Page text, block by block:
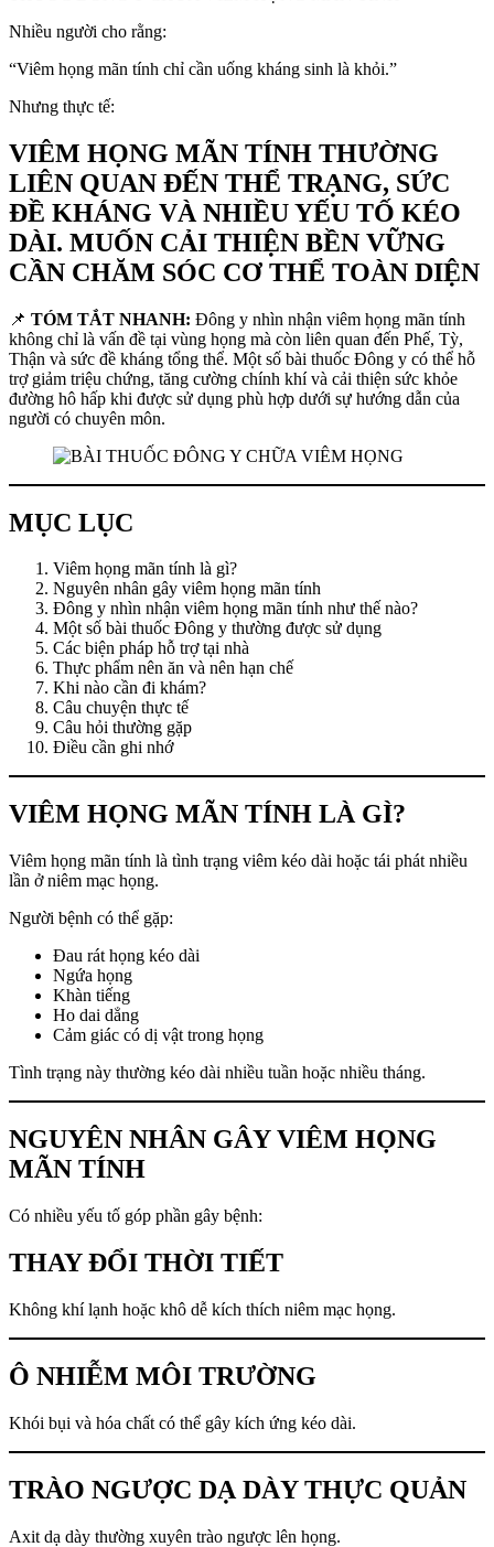
Nhiều người cho rằng:
“Viêm họng mãn tính chỉ cần uống kháng sinh là khỏi.”
Nhưng thực tế:
VIÊM HỌNG MÃN TÍNH THƯỜNG
LIÊN QUAN ĐẾN THỂ TRẠNG, SỨC
ĐỀ KHÁNG VÀ NHIỀU YẾU TỐ KÉO
DÀI. MUỐN CẢI THIỆN BỀN VỮNG
CẦN CHĂM SÓC CƠ THỂ TOÀN DIỆN
📌 TÓM TẮT NHANH: Đông y nhìn nhận viêm họng mãn tính
không chỉ là vấn đề tại vùng họng mà còn liên quan đến Phế, Tỳ,
Thận và sức đề kháng tổng thể. Một số bài thuốc Đông y có thể hỗ
trợ giảm triệu chứng, tăng cường chính khí và cải thiện sức khỏe
đường hô hấp khi được sử dụng phù hợp dưới sự hướng dẫn của
người có chuyên môn.
MỤC LỤC
Viêm họng mãn tính là gì?
Nguyên nhân gây viêm họng mãn tính
Đông y nhìn nhận viêm họng mãn tính như thế nào?
Một số bài thuốc Đông y thường được sử dụng
Các biện pháp hỗ trợ tại nhà
Thực phẩm nên ăn và nên hạn chế
Khi nào cần đi khám?
Câu chuyện thực tế
Câu hỏi thường gặp
Điều cần ghi nhớ
VIÊM HỌNG MÃN TÍNH LÀ GÌ?
Viêm họng mãn tính là tình trạng viêm kéo dài hoặc tái phát nhiều
lần ở niêm mạc họng.
Người bệnh có thể gặp:
Đau rát họng kéo dài
Ngứa họng
Khàn tiếng
Ho dai dẳng
Cảm giác có dị vật trong họng
Tình trạng này thường kéo dài nhiều tuần hoặc nhiều tháng.
NGUYÊN NHÂN GÂY VIÊM HỌNG
MÃN TÍNH
Có nhiều yếu tố góp phần gây bệnh:
THAY ĐỔI THỜI TIẾT
Không khí lạnh hoặc khô dễ kích thích niêm mạc họng.
Ô NHIỄM MÔI TRƯỜNG
Khói bụi và hóa chất có thể gây kích ứng kéo dài.
TRÀO NGƯỢC DẠ DÀY THỰC QUẢN
Axit dạ dày thường xuyên trào ngược lên họng.